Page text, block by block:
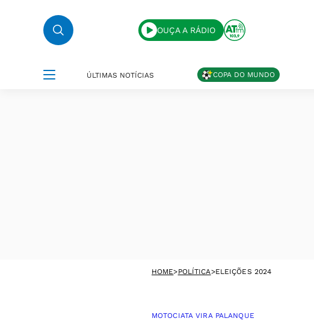
OUÇA A RÁDIO
ÚLTIMAS NOTÍCIAS COPA DO MUNDO
HOME>POLÍTICA>ELEIÇÕES 2024
MOTOCIATA VIRA PALANQUE